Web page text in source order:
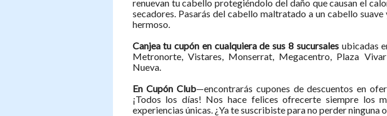
renuevan tu cabello protegiéndolo del daño que causan el
secadores. Pasarás del cabello maltratado a un cabello
hermoso.
Canjea tu cupón en cualquiera de sus 8 sucursalesubicadas
Metronorte, Vistares, Monserrat, Megacentro, Plaza
Nueva.
En Cupón Club—encontrarás cupones de descuentos en
¡Todos los días! Nos hace felices ofrecerte siempre los
experiencias únicas. ¿Ya te suscribiste para no perder ninguna